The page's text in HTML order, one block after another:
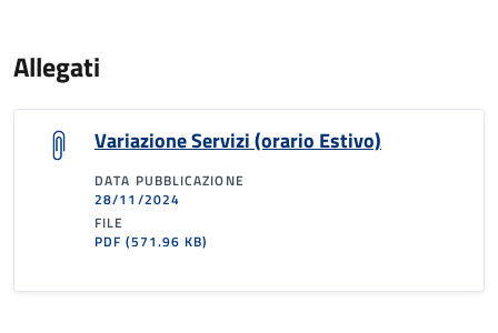
Allegati
Variazione Servizi (orario Estivo)
DATA PUBBLICAZIONE
28/11/2024
FILE
PDF(571.96 KB)